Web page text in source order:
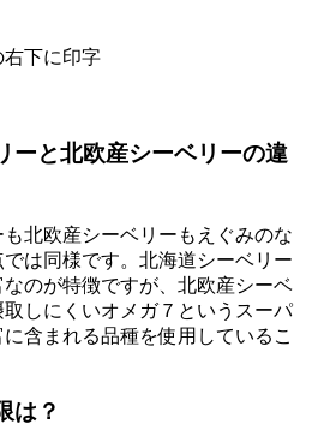
下に印字
ーと北欧産シーベリーの違
北欧産シーベリーもえぐみのな
は同様です。北海道シーベリー
のが特徴ですが、北欧産シーベ
しにくいオメガ７というスーパ
含まれる品種を使用しているこ
は？